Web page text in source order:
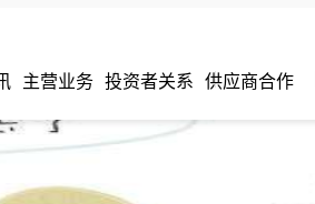
主营业务 投资者关系 供应商合作